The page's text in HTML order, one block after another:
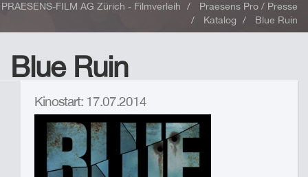
PRAESENS-FILM AG Zürich - Filmverleih
Praesens Pro / Presse
Katalog
Blue Ruin
Blue Ruin
Kinostart: 17.07.2014